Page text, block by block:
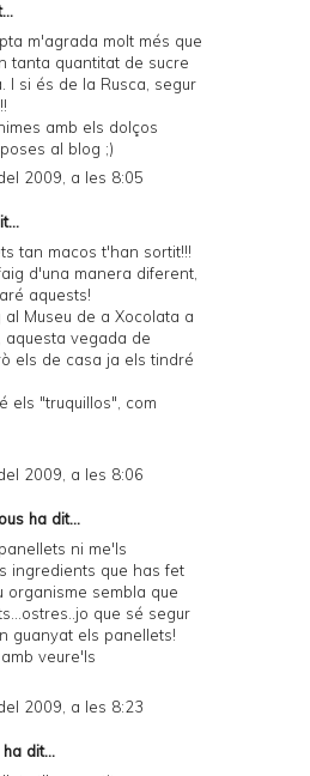
m'agrada molt més que
tanta quantitat de sucre
I si és de la Rusca, segur
amb els dolços
al blog ;)
2009, a les 8:05
tan macos t'han sortit!!!
d'una manera diferent,
aquests!
Museu de a Xocolata a
aquesta vegada de
els de casa ja els tindré
els "truquillos", com
2009, a les 8:06
ha dit...
ni me'ls
ingredients que has fet
organisme sembla que
que sé segur
guanyat els panellets!
veure'ls
2009, a les 8:23
ha dit...